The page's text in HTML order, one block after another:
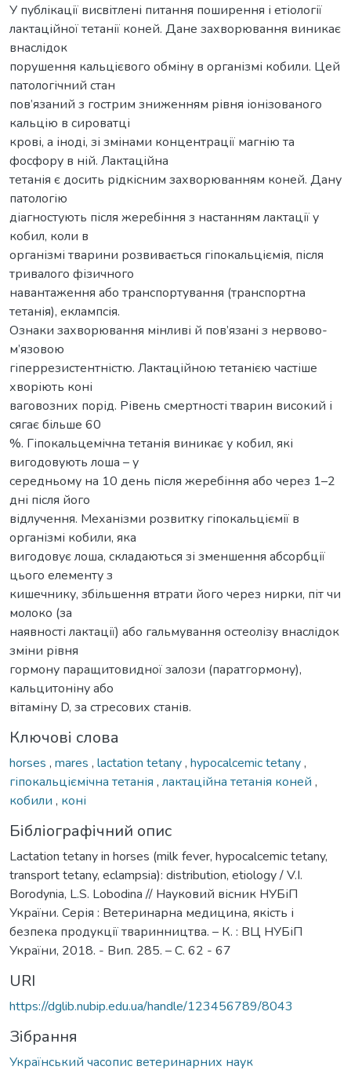
У публікації висвітлені питання поширення і етіології
лактаційної тетанії коней. Дане захворювання виникає
внаслідок
порушення кальцієвого обміну в організмі кобили. Цей
патологічний стан
пов’язаний з гострим зниженням рівня іонізованого
кальцію в сироватці
крові, а іноді, зі змінами концентрації магнію та
фосфору в ній. Лактаційна
тетанія є досить рідкісним захворюванням коней. Дану
патологію
діагностують після жеребіння з настанням лактації у
кобил, коли в
організмі тварини розвивається гіпокальціємія, після
тривалого фізичного
навантаження або транспортування (транспортна
тетанія), еклампсія.
Ознаки захворювання мінливі й пов’язані з нервово-
м’язовою
гіперрезистентністю. Лактаційною тетанією частіше
хворіють коні
ваговозних порід. Рівень смертності тварин високий і
сягає більше 60
%. Гіпокальцемічна тетанія виникає у кобил, які
вигодовують лоша – у
середньому на 10 день після жеребіння або через 1–2
дні після його
відлучення. Механізми розвитку гіпокальціємії в
організмі кобили, яка
вигодовує лоша, складаються зі зменшення абсорбції
цього елементу з
кишечнику, збільшення втрати його через нирки, піт чи
молоко (за
наявності лактації) або гальмування остеолізу внаслідок
зміни рівня
гормону паращитовидної залози (паратгормону),
кальцитоніну або
вітаміну D, за стресових станів.
Ключові слова
horses , mares , lactation tetany, hypocalcemic tetany,
гіпокальціємічна тетанія , лактаційна тетанія коней ,
кобили , коні
Бібліографічний опис
Lactation tetany in horses (milk fever, hypocalcemic tetany,
transport tetany, eclampsia): distribution, etiology / V.І.
Borodynia, L.S. Lobodina // Науковий вісник НУБіП
України. Серія : Ветеринарна медицина, якість і
безпека продукції тваринництва. – К. : ВЦ НУБіП
України, 2018. - Вип. 285. – С. 62 - 67
URI
https://dglib.nubip.edu.ua/handle/123456789/8043
Зібрання
Український часопис ветеринарних наук